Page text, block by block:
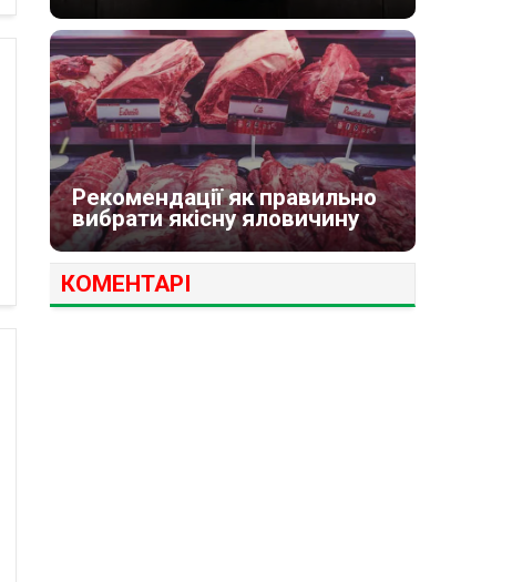
Рекомендації як правильно
вибрати якісну яловичину
КОМЕНТАРІ